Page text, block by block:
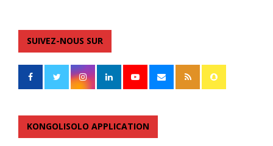
SUIVEZ-NOUS SUR
KONGOLISOLO APPLICATION